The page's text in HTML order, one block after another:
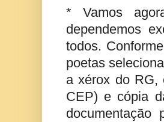
* Vamos
dependemos
todos. Conforme
poetas
a xérox do RG,
CEP) e cópia